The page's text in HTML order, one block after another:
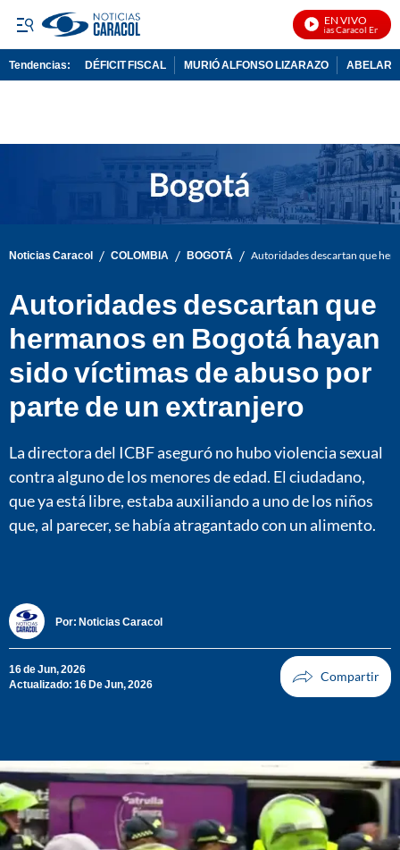
EN VIVO
Noticias Caracol En Vivo
Tendencias: DÉFICIT FISCAL MURIÓ ALFONSO LIZARAZO
Noticias Caracol / COLOMBIA / BOGOTÁ / Autoridades descartan que
Autoridades descartan que
hermanos en Bogotá hayan
sido víctimas de abuso por
parte de un extranjero
La directora del ICBF aseguró no hubo violencia sexual
contra alguno de los menores de edad. El ciudadano,
que ya está libre, estaba auxiliando a uno de los niños
que, al parecer, se había atragantado con un alimento.
Por: Noticias Caracol
16 de Jun, 2026
Actualizado: 16 De Jun, 2026